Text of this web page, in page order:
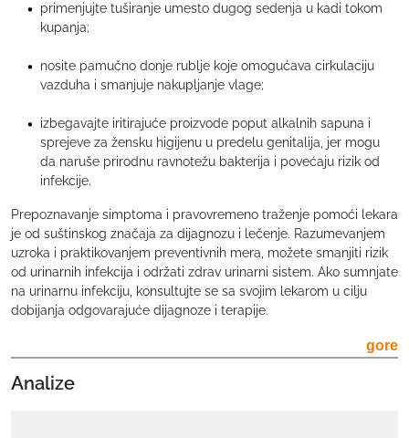
primenjujte tuširanje umesto dugog sedenja u kadi tokom
kupanja;
nosite pamučno donje rublje koje omogućava cirkulaciju
vazduha i smanjuje nakupljanje vlage;
izbegavajte iritirajuće proizvode poput alkalnih sapuna i
sprejeve za žensku higijenu u predelu genitalija, jer mogu
da naruše prirodnu ravnotežu bakterija i povećaju rizik od
infekcije.
Prepoznavanje simptoma i pravovremeno traženje pomoći lekara
je od suštinskog značaja za dijagnozu i lečenje. Razumevanjem
uzroka i praktikovanjem preventivnih mera, možete smanjiti rizik
od urinarnih infekcija i održati zdrav urinarni sistem. Ako sumnjate
na urinarnu infekciju, konsultujte se sa svojim lekarom u cilju
dobijanja odgovarajuće dijagnoze i terapije.
gore
Analize